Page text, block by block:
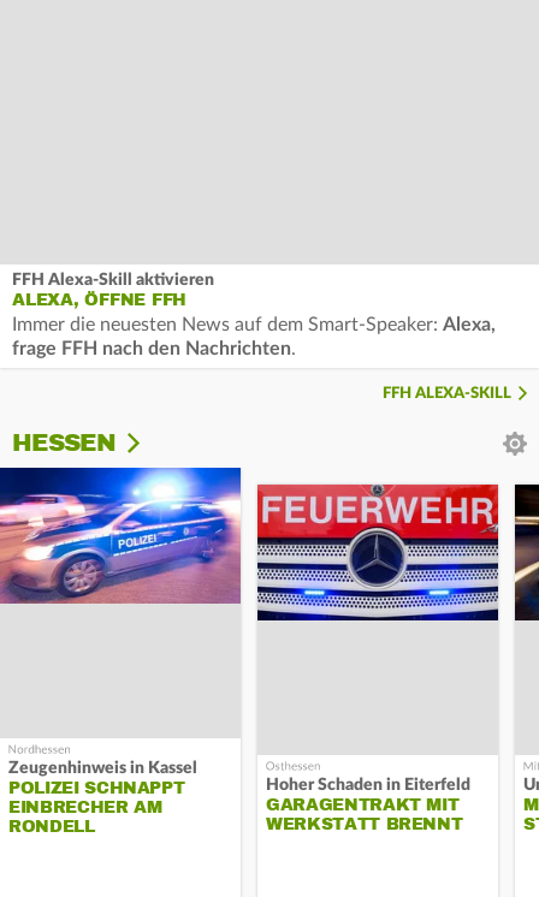
FFH Alexa-Skill aktivieren
ALEXA, ÖFFNE FFH
Immer die neuesten News auf dem Smart-Speaker: Alexa,
frage FFH nach den Nachrichten.
FFH ALEXA-SKILL
HESSEN
Zeugenhinweis in Kassel
POLIZEI SCHNAPPT
EINBRECHER AM
RONDELL
Hoher Schaden in Eiterfeld
GARAGENTRAKT MIT
WERKSTATT BRENNT